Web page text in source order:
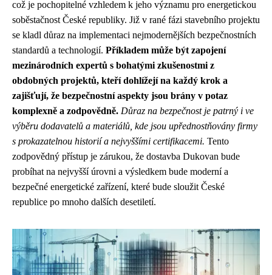
což je pochopitelné vzhledem k jeho významu pro energetickou
soběstačnost České republiky. Již v rané fázi stavebního projektu
se kladl důraz na implementaci nejmodernějších bezpečnostních
standardů a technologií. Příkladem může být zapojení
mezinárodních expertů s bohatými zkušenostmi z
obdobných projektů, kteří dohlížejí na každý krok a
zajišťují, že bezpečnostní aspekty jsou brány v potaz
komplexně a zodpovědně. Důraz na bezpečnost je patrný i ve
výběru dodavatelů a materiálů, kde jsou upřednostňovány firmy
s prokazatelnou historií a nejvyššími certifikacemi. Tento
zodpovědný přístup je zárukou, že dostavba Dukovan bude
probíhat na nejvyšší úrovni a výsledkem bude moderní a
bezpečné energetické zařízení, které bude sloužit České
republice po mnoho dalších desetiletí.